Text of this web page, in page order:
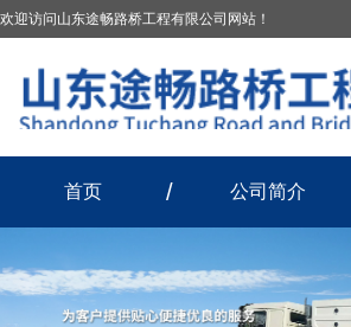
欢迎访问山东途畅路桥工程有限公司网站！
首页 公司简介